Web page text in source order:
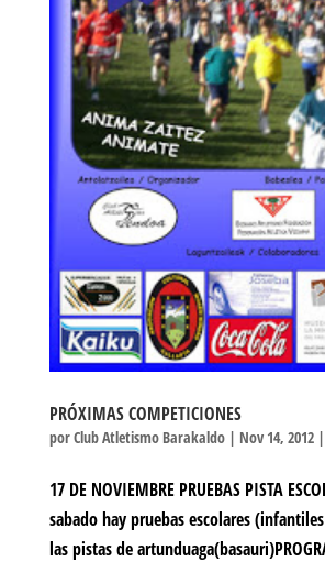
PRÓXIMAS COMPETICIONES
porClub Atletismo Barakaldo| Nov 14, 2012|
17 DE NOVIEMBRE PRUEBAS PISTA
sabado hay pruebas escolares
las pistas de